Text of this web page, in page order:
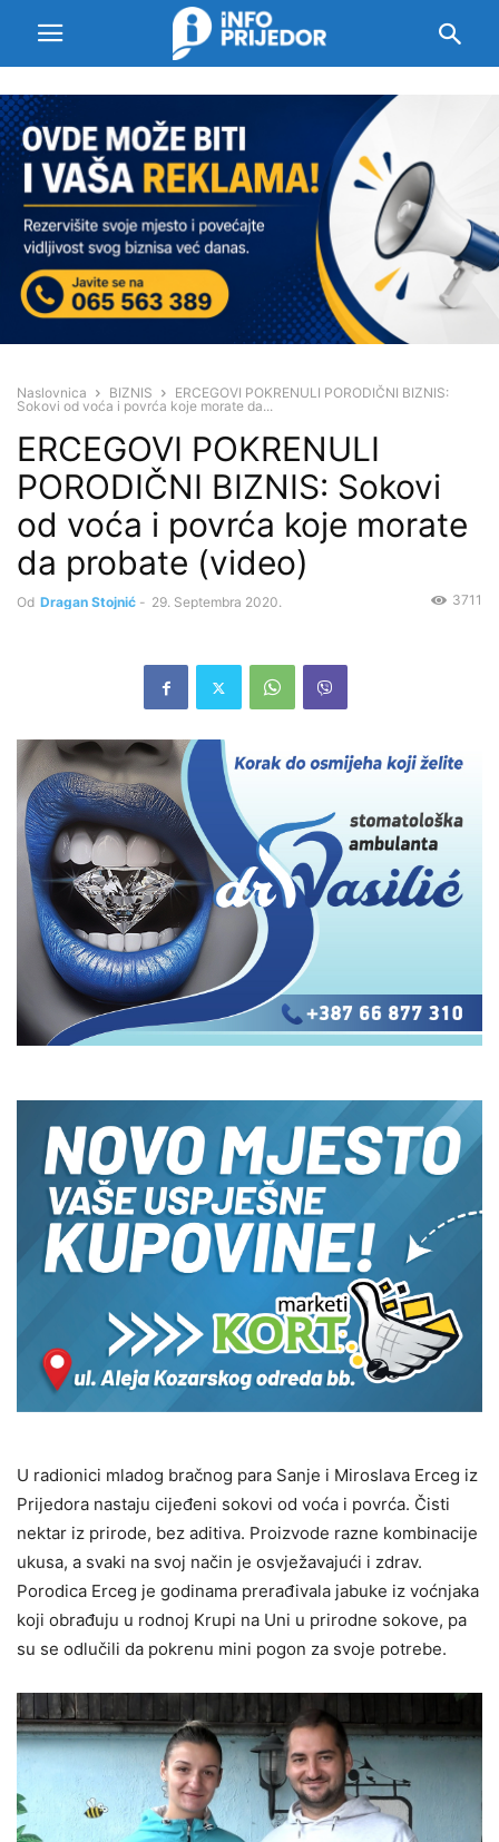
Naslovnica BIZNIS
ERCEGOVI POKRENULI PORODIČNI BIZNIS:
Sokovi od voća i povrća koje morate da...
ERCEGOVI POKRENULI
PORODIČNI BIZNIS: Sokovi
od voća i povrća koje morate
da probate (video)
Od Dragan Stojnić - 29. Septembra 2020. 3711
U radionici mladog bračnog para Sanje i Miroslava Erceg iz
Prijedora nastaju cijeđeni sokovi od voća i povrća. Čisti
nektar iz prirode, bez aditiva. Proizvode razne kombinacije
ukusa, a svaki na svoj način je osvježavajući i zdrav.
Porodica Erceg je godinama prerađivala jabuke iz voćnjaka
koji obrađuju u rodnoj Krupi na Uni u prirodne sokove, pa
su se odlučili da pokrenu mini pogon za svoje potrebe.